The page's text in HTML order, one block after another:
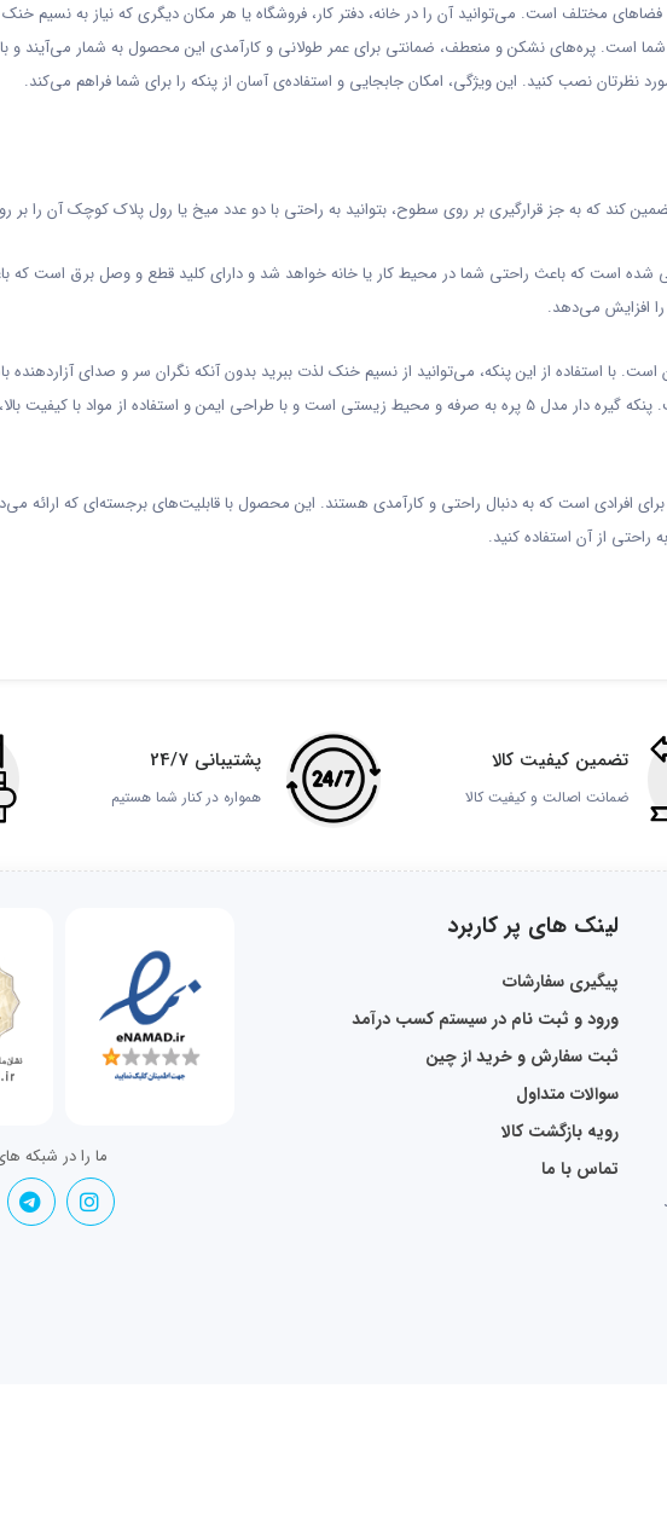
است. پره‌های نشکن و منعطف، ضمانتی برای عمر طولانی و کارآمدی این محصول به شمار می‌آیند و با
نصب کنید. این ویژگی، امکان جابجایی و استفاده‌ی آسان از پنکه را برای شما فراهم می‌کند.
که به جز قرارگیری بر روی سطوح، بتوانید به راحتی با دو عدد میخ یا رول پلاک کوچک آن را بر
و ملایم طراحی شده است که باعث راحتی شما در محیط کار یا خانه خواهد شد و دارای کلید قطع و وصل برق است
افزایش می‌دهد.
گیره دار مدل 5 پره، کم صدا بودن آن است. با استفاده از این پنکه، می‌توانید از نسیم خنک لذت ببرید بدون آنکه نگران سر و
است، بنابراین نیاز به نگرانی در مورد صورت‌حساب برق بالا نیست. پنکه گیره دار مدل 5 پره به صرفه و محیط زیستی است و با طراحی ایمن و
گیره دار مدل 5 پره گزینه‌ای مناسب برای افرادی است که به دنبال راحتی و کارآمدی هستند. این محصول با قابلیت‌های برجسته‌ای
از آن استفاده کنید.
تضمین کیفیت کالا
ضمانت اصالت و کیفیت کالا
پشتیبانی 24/7
همواره در کنار شما هستیم
لینک های پر کاربرد
پیگیری سفارشات
ورود و ثبت نام در سیستم کسب درآمد
ثبت سفارش و خرید از چین
سوالات متداول
رویه بازگشت کالا
تماس با ما
ما را در شبکه